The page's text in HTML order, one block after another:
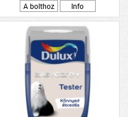
A bolthoz
Info